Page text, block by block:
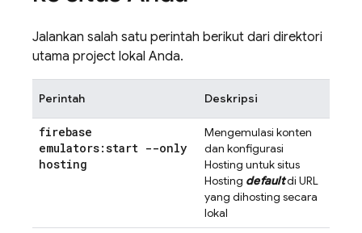
Jalankan salah satu perintah berikut dari direktori
utama project lokal Anda.
Perintah Deskripsi
firebase
emulators:start --only
hosting
Mengemulasi konten
dan konfigurasi
Hosting untuk situs
Hosting defaultdi URL
yang dihosting secara
lokal